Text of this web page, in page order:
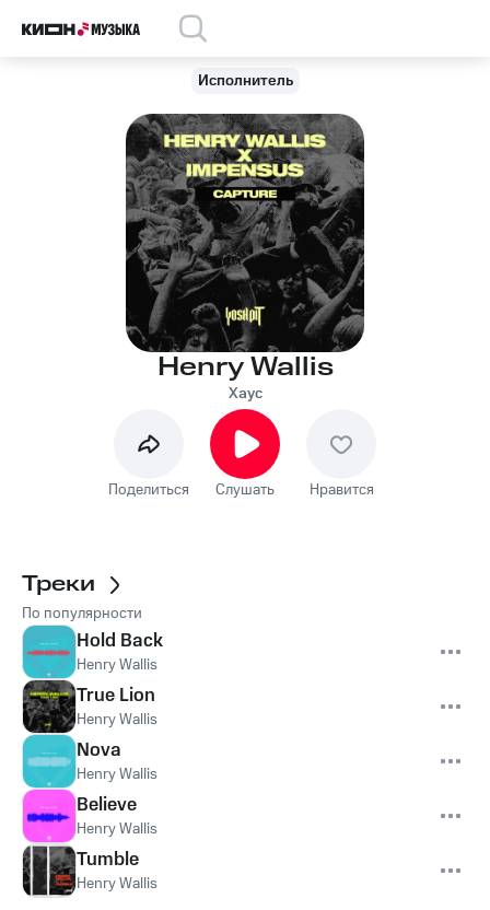
Исполнитель
Henry Wallis
Хаус
Поделиться Слушать Нравится
Треки
По популярности
Hold Back
Henry Wallis
True Lion
Henry Wallis
Nova
Henry Wallis
Believe
Henry Wallis
Tumble
Henry Wallis